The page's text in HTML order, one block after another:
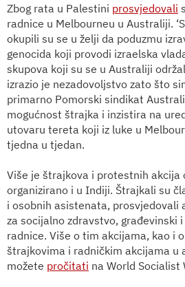
Zbog rata u Palestini prosvjedovali
radnice u Melbourneu u Australiji.
okupili su se u želji da poduzmu
genocida koji provodi izraelska
skupova koji su se u Australiji
izrazio je nezadovoljstvo zato što
primarno Pomorski sindikat
mogućnost štrajka i inzistira na
utovaru tereta koji iz luke u
tjedna u tjedan.
Više je štrajkova i protestnih akcija
organizirano i u Indiji. Štrajkali su
i osobnih asistenata,
za socijalno zdravstvo, građevinski
radnice. Više o tim akcijama, kao i
štrajkovima i radničkim akcijama u
možete pročitati na World Socialist